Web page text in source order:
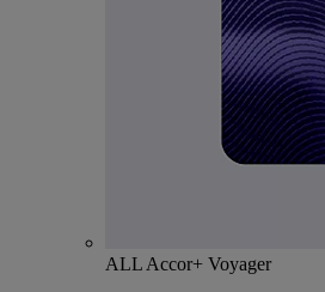
ALL Accor+ Voyager